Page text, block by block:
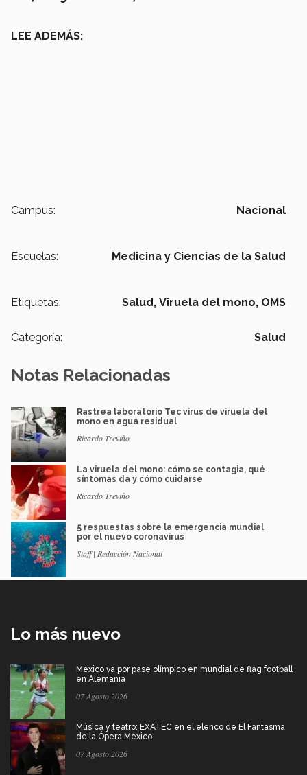
LEE ADEMÁS:
Campus: Nacional
Escuelas: Medicina y Ciencias de la Salud
Etiquetas: Salud, Viruela del mono, OMS
Categoría: Salud
Notas Relacionadas
Rastrea laboratorio Tec virus de viruela del
mono en agua residual
Ricardo Treviño
La viruela del mono: cómo se contagia, qué
síntomas da y cómo cuidarse
Ricardo Treviño
5 respuestas sobre la emergencia mundial
por el nuevo coronavirus
Staff | Redacción Nacional
Lo más nuevo
México va por pase olímpico en mundial de flag football
en Alemania
07 Agosto 2026
Música y teatro: EXATEC en el elenco de El Fantasma
de la Ópera México
07 Agosto 2026